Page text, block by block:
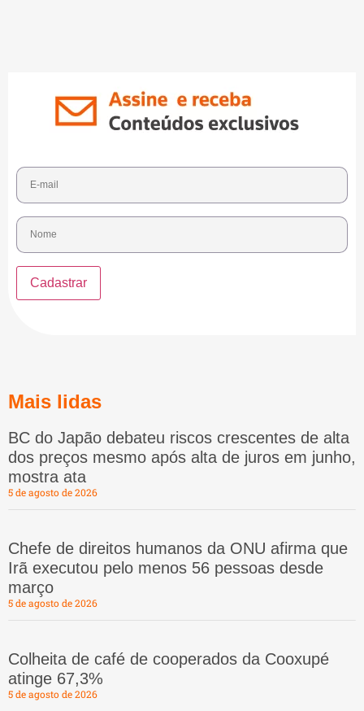
Mais lidas
BC do Japão debateu riscos crescentes de alta
dos preços mesmo após alta de juros em junho,
mostra ata
5 de agosto de 2026
Chefe de direitos humanos da ONU afirma que
Irã executou pelo menos 56 pessoas desde
março
5 de agosto de 2026
Colheita de café de cooperados da Cooxupé
atinge 67,3%
5 de agosto de 2026